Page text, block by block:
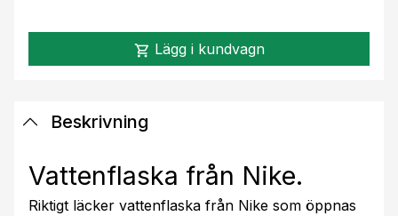
shopping_cart Lägg i kundvagn
Beskrivning
Vattenflaska från Nike.
Riktigt läcker vattenflaska från Nike som öppnas